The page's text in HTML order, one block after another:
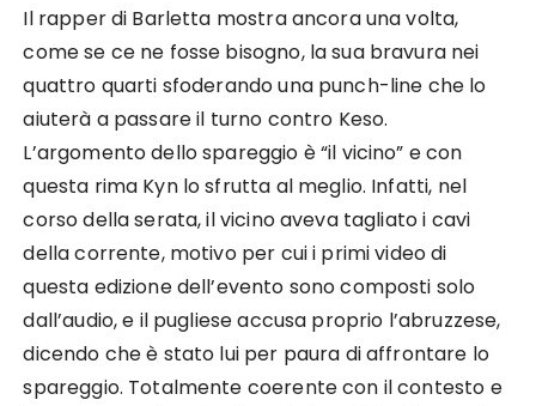
Il rapper di Barletta mostra ancora una volta,
come se ce ne fosse bisogno, la sua bravura nei
quattro quarti sfoderando una punch-line che lo
aiuterà a passare il turno contro Keso.
L’argomento dello spareggio è “il vicino” e con
questa rima Kyn lo sfrutta al meglio. Infatti, nel
corso della serata, il vicino aveva tagliato i cavi
della corrente, motivo per cui i primi video di
questa edizione dell’evento sono composti solo
dall’audio, e il pugliese accusa proprio l’abruzzese,
dicendo che è stato lui per paura di affrontare lo
spareggio. Totalmente coerente con il contesto e